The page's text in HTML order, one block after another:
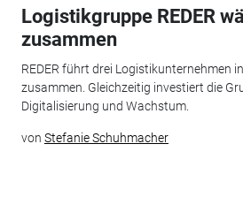
Logistikgruppe REDER
zusammen
REDER führt drei Logistikunternehmen
zusammen. Gleichzeitig investiert die
Digitalisierung und Wachstum.
von Stefanie Schuhmacher